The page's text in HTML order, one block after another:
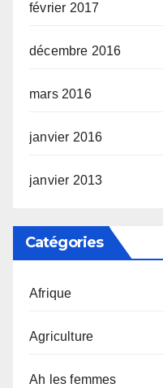
février 2017
décembre 2016
mars 2016
janvier 2016
janvier 2013
Catégories
Afrique
Agriculture
Ah les femmes